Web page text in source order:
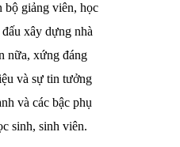
bộ giảng viên, học
xây dựng nhà
nữa, xứng đáng
và sự tin tưởng
và các bậc phụ
sinh, sinh viên.